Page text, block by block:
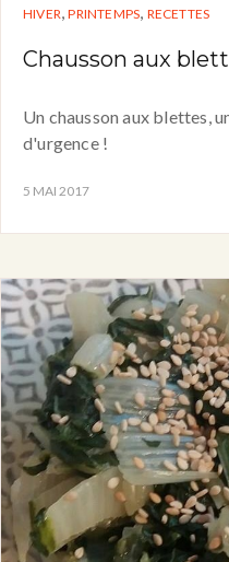
HIVER,PRINTEMPS, RECETTES
Chausson aux
Un chausson aux blettes,
d'urgence !
5 MAI 2017